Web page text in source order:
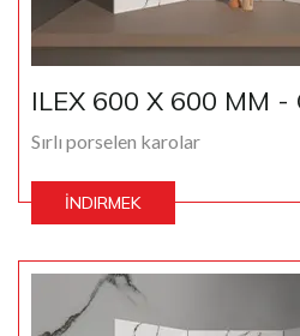
ILEX 600 X 600 MM -
Sırlı porselen karolar
İNDIRMEK